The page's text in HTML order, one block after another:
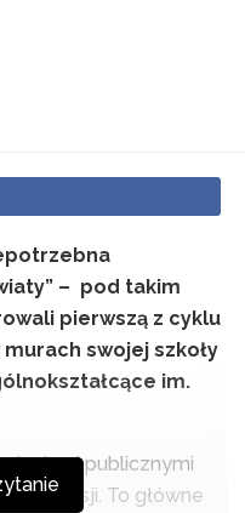
– pod takim
pierwszą z cyklu
swojej szkoły
im.
publicznymi
dyskusji. To główne